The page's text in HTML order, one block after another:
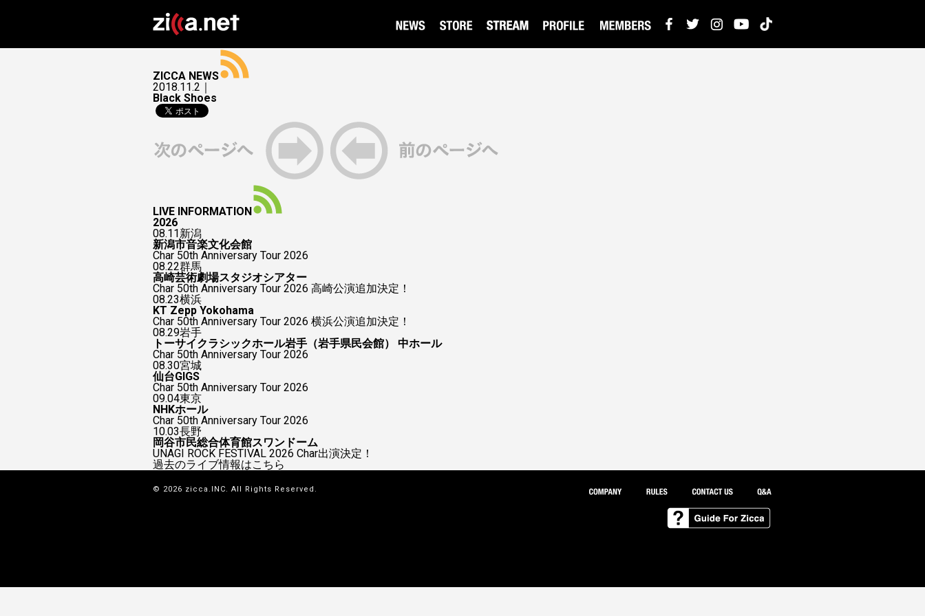
ZICCA NEWS
2018.11.2｜
Black Shoes
LIVE INFORMATION
2026
08.11新潟
新潟市音楽文化会館
Char 50th Anniversary Tour 2026
08.22群馬
高崎芸術劇場スタジオシアター
Char 50th Anniversary Tour 2026 高崎公演追加決定！
08.23横浜
KT Zepp Yokohama
Char 50th Anniversary Tour 2026 横浜公演追加決定！
08.29岩手
トーサイクラシックホール岩手（岩手県民会館） 中ホール
Char 50th Anniversary Tour 2026
08.30宮城
仙台GIGS
Char 50th Anniversary Tour 2026
09.04東京
NHKホール
Char 50th Anniversary Tour 2026
10.03長野
岡谷市民総合体育館スワンドーム
UNAGI ROCK FESTIVAL 2026 Char出演決定！
過去のライブ情報はこちら
© 2026 zicca.INC. All Rights Reserved.